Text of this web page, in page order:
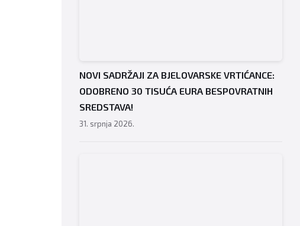
NOVI SADRŽAJI ZA BJELOVARSKE VRTIĆANCE:
ODOBRENO 30 TISUĆA EURA BESPOVRATNIH
SREDSTAVA!
31. srpnja 2026.